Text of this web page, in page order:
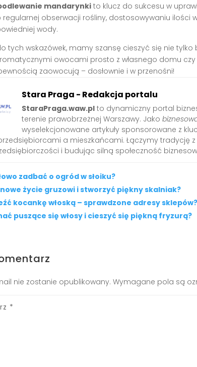
mandarynki to klucz do sukcesu w
obserwacji rośliny, dostosowywaniu ilości
wody.
tych wskazówek, mamy szansę cieszyć się nie tylko
owocami prosto z własnego domu
zaowocują – dosłownie i w przenośni!
Stara Praga - Redakcja portalu
StaraPraga.waw.pl to dynamiczny portal
terenie prawobrzeżnej Warszawy. Jako
wyselekcjonowane artykuły sponsorowane z
a mieszkańcami. Łączymy tradycję
i budując silną społeczność
zadbać o ogród w słoiku?
życie gruzowi i stworzyć piękny skalniak?
kocankę włoską – sprawdzone adresy sklepów?
puszące się włosy i cieszyć się piękną fryzurą?
nie zostanie opublikowany. Wymagane pola są